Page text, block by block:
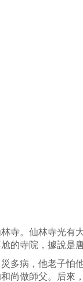
寺。仙林寺光有
的寺院，據說是
多病，他老子怕
尚做師父。后來